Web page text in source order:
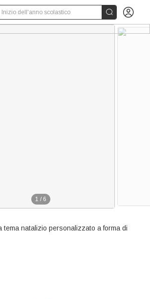
Inizio dell'anno scolastico  
1 / 6
tema natalizio personalizzato a forma di